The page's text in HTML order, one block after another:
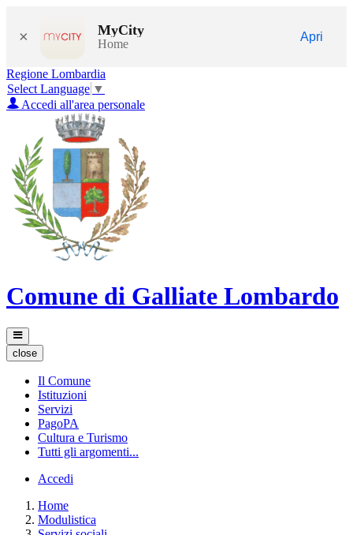
× MyCity
Home
Apri
Regione Lombardia
Select Language ▼
Accedi all'area personale
Comune di Galliate Lombardo
close
Il Comune
Istituzioni
Servizi
PagoPA
Cultura e Turismo
Tutti gli argomenti...
Accedi
Home
Modulistica